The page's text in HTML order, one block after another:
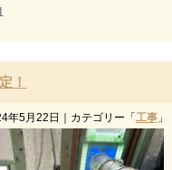
！
年5月22日 ｜カテゴリー「工事」